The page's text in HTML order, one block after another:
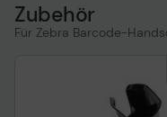
Zubehör
Für Zebra Barcode-